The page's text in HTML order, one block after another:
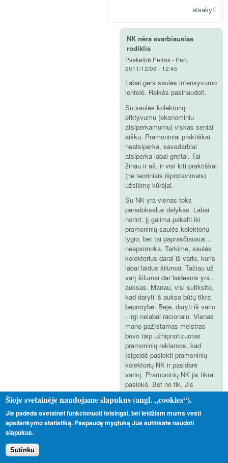
atsakyti
NK nėra svarbiausias
rodiklis
Paskelbė Petras- Pen,
2011/12/09 - 12:45
Labai gera saulės intensyvumo
lentelė. Reikės pasinaudoti.
Su saulės kolektorių
efktyvumu (ekonominiu
atsiperkamumu) viskas seniai
aišku. Pramoniniai praktiškai
neatsiperka, savadarbiai
atsiperka labai greitai. Tai
žinau ir aš, ir visi kiti praktiškai
(ne teoriniais išprotavimais)
užsiėmę kūrėjai.
Su NK yra vienas toks
paradoksalus dalykas. Labai
norint, jį galima pakelti iki
pramoninių saulės kolektorių
lygio, bet tai paprasčiausiai...
neapsimoka. Tarkime, saulės
kolektorius darai iš vario, kuris
labai laidus šilumai. Tačiau už
varį šilumai dar laidesnis yra...
auksas. Manau, visi sutiksite,
kad daryti iš aukso būtų tikra
beprotybė. Beje, daryti iš vario
- irgi nelabai racionalu. Vienas
mano pažįstamas meistras
buvo taip užhipnotizuotas
pramoninių reklamos, kad
įsigeidė pasiekti pramoninių
kolektorių NK ir pasidarė
varinį. Pramoninių NK jis tikrai
pasiekė. Bet ne tik. Jis
pasiekė ir pramoninių kainą.
Dabar labai ilgai ir kantriai
lauks, bene tas žaisliukas
atsipirks.
Šioje svetainėje naudojame slapukus (angl. „cookies“).
Jie padeda svetainei funkcionuoti teisingai, bei leidžiam mums vesti
apsilankymo statistiką. Paspaudę mygtuką Jūs sutinkate naudoti
slapukus.
Sutinku